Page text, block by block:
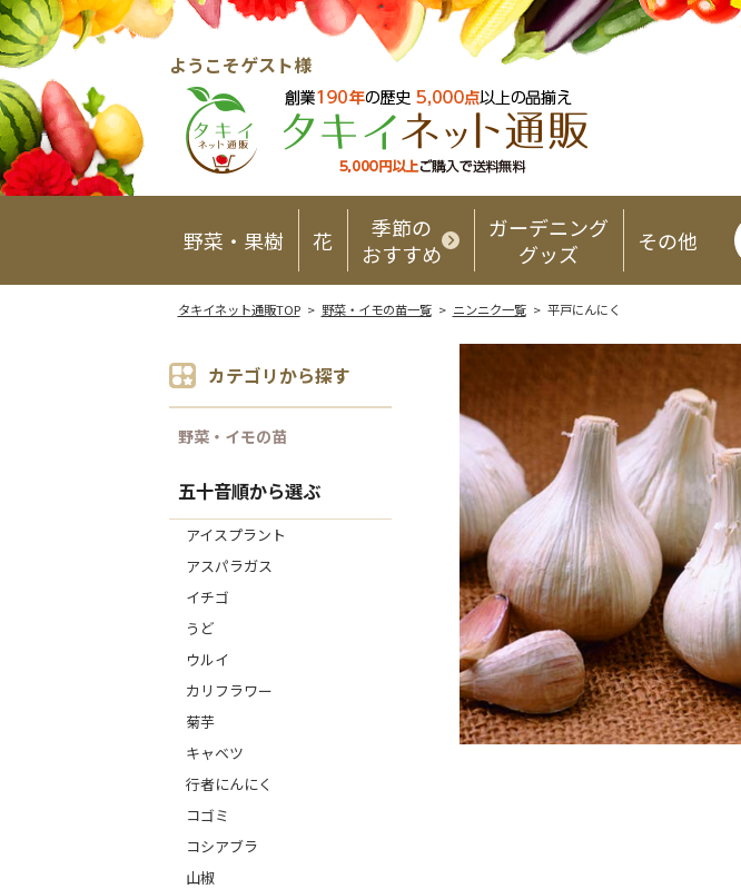
ようこそゲスト様
野菜・果樹 花
季節の
おすすめ
ガーデニング
グッズ
その他
タキイネット通販TOP> 野菜・イモの苗一覧> ニンニク一覧> 平戸にんにく
カテゴリから探す
野菜・イモの苗
五十音順から選ぶ
アイスプラント
アスパラガス
イチゴ
うど
ウルイ
カリフラワー
菊芋
キャベツ
行者にんにく
コゴミ
コシアブラ
山椒